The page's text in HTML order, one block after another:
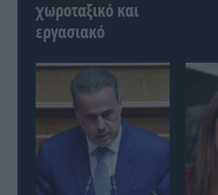
χωροταξικό και
εργασιακό